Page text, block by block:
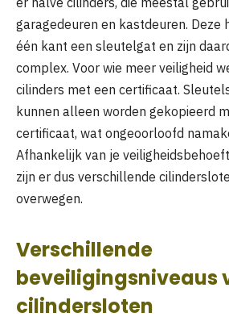
garagedeuren en kastdeuren. Deze
één kant een sleutelgat en zijn
complex. Voor wie meer veiligheid
cilinders met een certificaat.
kunnen alleen worden gekopieerd
certificaat, wat ongeoorloofd
Afhankelijk van je
zijn er dus verschillende
overwegen.
Verschillende
beveiligingsniveaus
cilindersloten